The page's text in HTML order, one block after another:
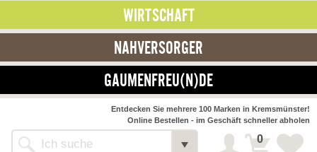
WIRTSCHAFT
NAHVERSORGER
GAUMENFREU(N)DE
Alle Webseiten
Entdecken Sie mehrere 100 Marken in Kremsmünster!
Online Bestellen - im Geschäft schneller abholen
0
NAHVERSORGER
>> Bauernmarkt << Detail